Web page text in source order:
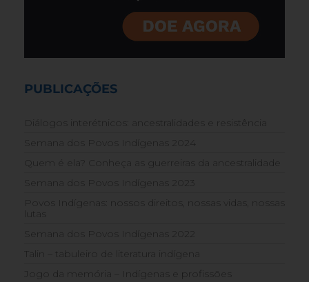
PUBLICAÇÕES
Diálogos interétnicos: ancestralidades e resistência
Semana dos Povos Indígenas 2024
Quem é ela? Conheça as guerreiras da ancestralidade
Semana dos Povos Indígenas 2023
Povos Indígenas: nossos direitos, nossas vidas, nossas
lutas
Semana dos Povos Indígenas 2022
Talin – tabuleiro de literatura indígena
Jogo da memória – Indígenas e profissões